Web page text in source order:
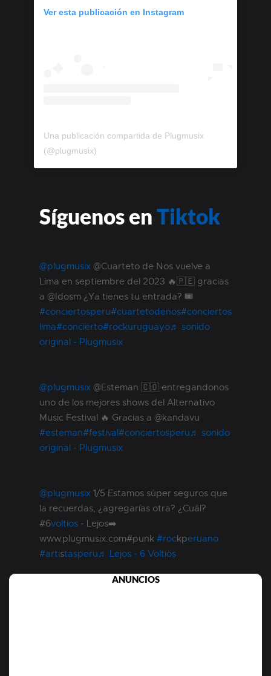
Ver esta publicación en Instagram
Una publicación compartida de Plugmusix
(@plugmusix)
Síguenos enTiktok
@plugmusix @Cuarteto de Nos vuelve a
Lima en septiembre del 2023 🔥🇵🇪 gracias
a @Idosm ¿Ya tienes tu entrada? 🎟
#conciertosperu#cuartetodenos#conciertos
lima#concierto#rockuruguayo♬ sonido
original - Plugmusix
@plugmusix @Esteman 🇨🇴 entregandonos
uno de los mejores shows del Alternativo
Music Festival 🔥 Gracias a @kandavu
#esteman#festival#conciertosperu♬ sonido
original - Plugmusix
@plugmusix 1/5 Estamos súper seguros que
la recuerdas, ¿agregarías otra? ¿Cuál?
#6voltios - Lejos➡️
www.plugmusix.com#punk #rockperuano
#artistasperu♬ Lejos - 6 Voltios
ANUNCIOS